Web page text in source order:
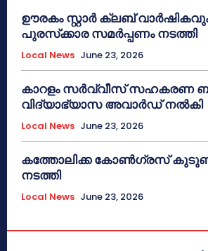
ഊരകം സ്റ്റാർ ക്ലബ്
പുരസ്‌ക്കാര സമർപ്പണം നടത്തി
Local News June 23, 2026
കാറളം സർവ്വീസ് സഹകരണ
വിദ്യാഭ്യാസ അവാർഡ് നൽകി
Local News June 23, 2026
കത്തോലിക്ക കോൺഗ്രസ്
നടത്തി
Local News June 23, 2026